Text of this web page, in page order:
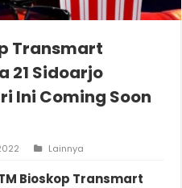
Transmart
21 Sidoarjo
Ini Coming Soon
Lainnya
Bioskop Transmart